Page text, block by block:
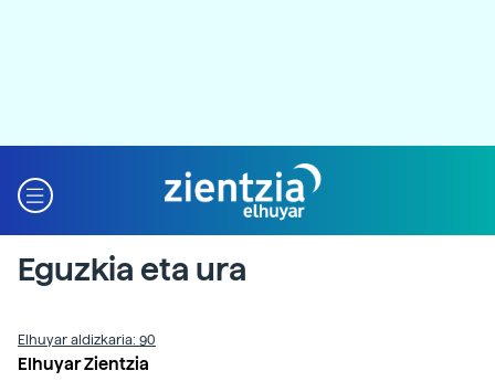
Eguzkia eta ura
Elhuyar aldizkaria: 90
Elhuyar Zientzia